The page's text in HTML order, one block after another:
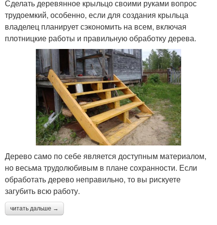
Сделать деревянное крыльцо своими руками вопрос
трудоемкий, особенно, если для создания крыльца
владелец планирует сэкономить на всем, включая
плотницкие работы и правильную обработку дерева.
Дерево само по себе является доступным материалом,
но весьма трудолюбивым в плане сохранности. Если
обработать дерево неправильно, то вы рискуете
загубить всю работу.
читать дальше →